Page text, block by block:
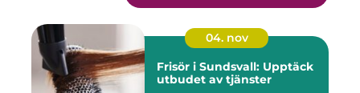
04. nov
Frisör i Sundsvall: Upptäck
utbudet av tjänster